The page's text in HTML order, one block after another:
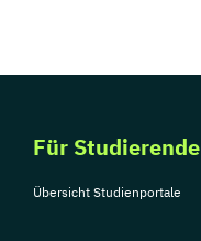
Für Studierende
Übersicht Studienportale